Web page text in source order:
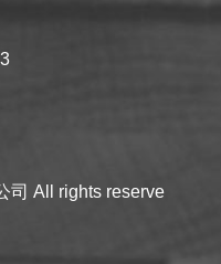
司 All rights reserve